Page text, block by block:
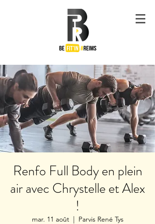
Renfo Full Body en plein
air avec Chrystelle et Alex
!
mar. 11 août
  |
Parvis René Tys